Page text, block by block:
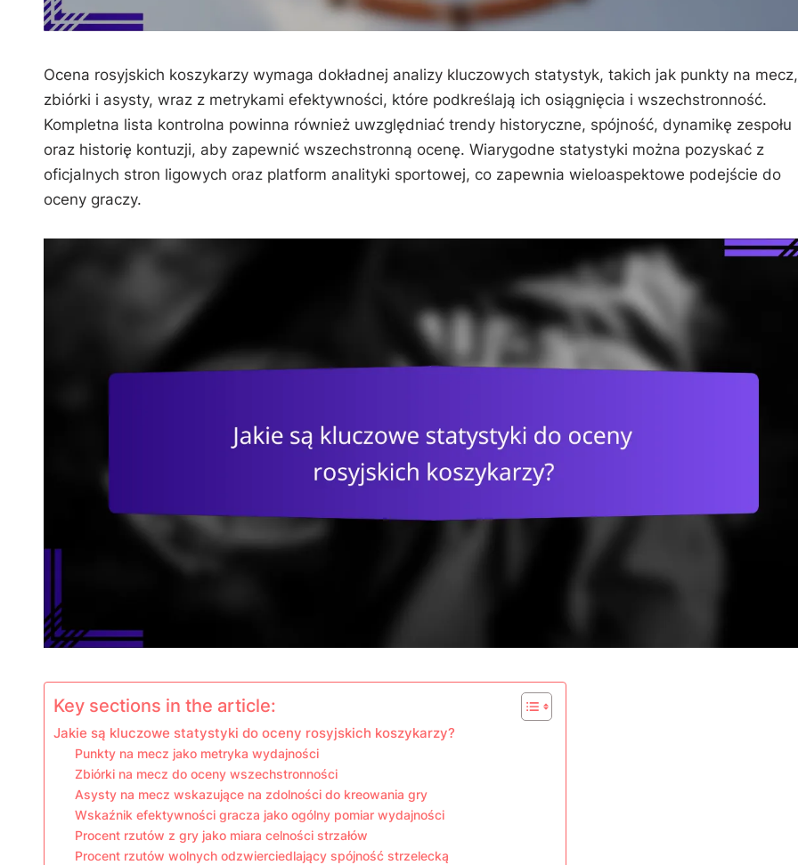
Ocena rosyjskich koszykarzy wymaga dokładnej analizy kluczowych statystyk, takich jak punkty na mecz,
zbiórki i asysty, wraz z metrykami efektywności, które podkreślają ich osiągnięcia i wszechstronność.
Kompletna lista kontrolna powinna również uwzględniać trendy historyczne, spójność, dynamikę zespołu
oraz historię kontuzji, aby zapewnić wszechstronną ocenę. Wiarygodne statystyki można pozyskać z
oficjalnych stron ligowych oraz platform analityki sportowej, co zapewnia wieloaspektowe podejście do
oceny graczy.
Key sections in the article:
Jakie są kluczowe statystyki do oceny rosyjskich koszykarzy?
Punkty na mecz jako metryka wydajności
Zbiórki na mecz do oceny wszechstronności
Asysty na mecz wskazujące na zdolności do kreowania gry
Wskaźnik efektywności gracza jako ogólny pomiar wydajności
Procent rzutów z gry jako miara celności strzałów
Procent rzutów wolnych odzwierciedlający spójność strzelecką